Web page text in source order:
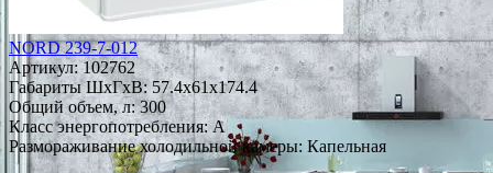
NORD 239-7-012
Артикул:102762
Габариты ШxГxВ: 57.4x61x174.4
Общий объем, л: 300
Класс энергопотребления: A
Размораживание холодильной камеры: Капельная